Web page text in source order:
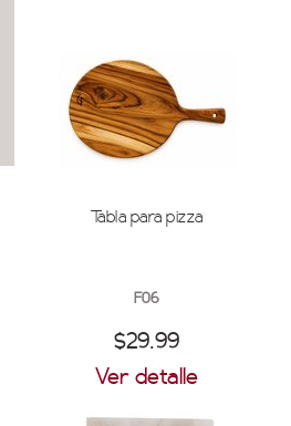
Tabla para pizza
F06
$29.99
Ver detalle